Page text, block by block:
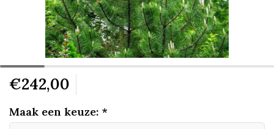
€242,00
Maak een keuze: *